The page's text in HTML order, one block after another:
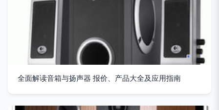
全面解读音箱与扬声器 报价、产品大全及应用指南